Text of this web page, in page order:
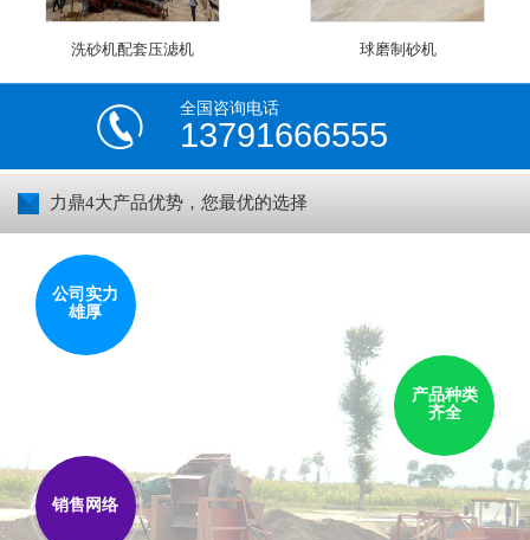
洗砂机配套压滤机 球磨制砂机
全国咨询电话
13791666555
力鼎4大产品优势，您最优的选择
公司实力
雄厚
产品种类
齐全
销售网络